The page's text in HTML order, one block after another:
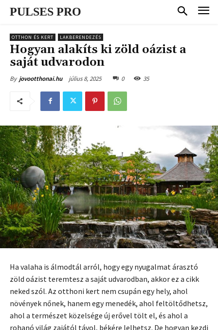
PULSES PRO
OTTHON ÉS KERT LAKBERENDEZÉS
Hogyan alakíts ki zöld oázist a
saját udvarodon
By jovootthonai.hu július 8, 2025 0 35
Ha valaha is álmodtál arról, hogy egy nyugalmat árasztó
zöld oázist teremtesz a saját udvarodban, akkor ez a cikk
neked szól. Az otthoni kert nem csupán egy hely, ahol
növények nőnek, hanem egy menedék, ahol feltöltődhetsz,
ahol a természet közelsége új erővel tölt el, és ahol a
rohanó világ zajától távol, békére lelhetsz. De hogyan kezdj